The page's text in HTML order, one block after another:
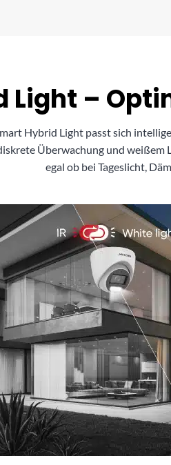
Light –
Hybrid Light passt sich
Überwachung und weißem
egal ob bei Tageslicht,